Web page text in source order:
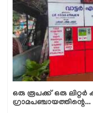
ഒരു രൂപക്ക് ഒരു ലിറ്റര്‍
ഗ്രാമപഞ്ചായത്തിന്റെ...